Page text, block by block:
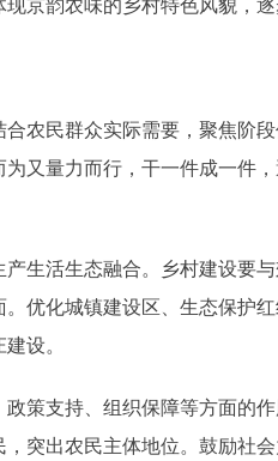
京韵农味的乡村特色风貌，
民群众实际需要，聚焦阶段
又量力而行，干一件成一件
活生态融合。乡村建设要与
优化城镇建设区、生态保护
设。
支持、组织保障等方面的作
突出农民主体地位。鼓励社